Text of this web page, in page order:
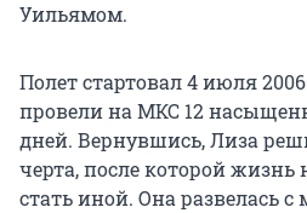
Уильямом.
Полет стартовал 4 июля
провели на МКС 12
дней. Вернувшись, Лиза
черта, после которой
стать иной. Она развелась